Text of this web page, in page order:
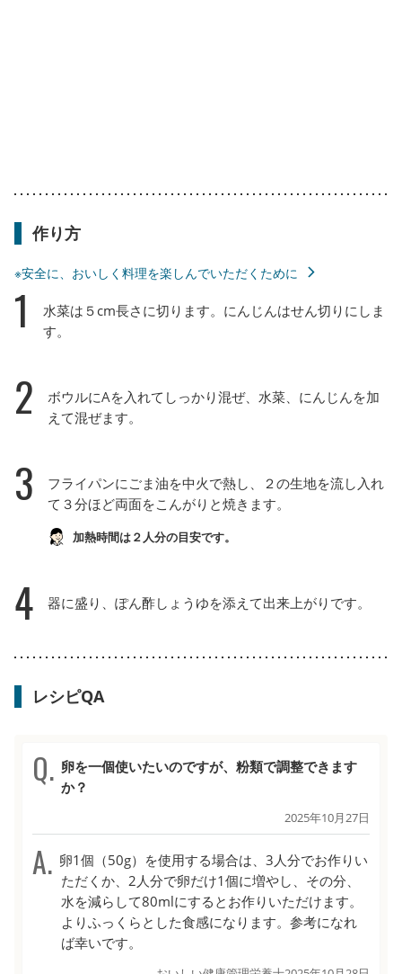
作り方
※安全に、おいしく料理を楽しんでいただくために
1
水菜は５cm長さに切ります。にんじんはせん切りにしま
す。
2
ボウルにAを入れてしっかり混ぜ、水菜、にんじんを加
えて混ぜます。
3
フライパンにごま油を中火で熱し、２の生地を流し入れ
て３分ほど両面をこんがりと焼きます。
加熱時間は２人分の目安です。
4 器に盛り、ぽん酢しょうゆを添えて出来上がりです。
レシピQA
卵を一個使いたいのですが、粉類で調整できます
か？
2025年10月27日
卵1個（50g）を使用する場合は、3人分でお作りい
ただくか、2人分で卵だけ1個に増やし、その分、
水を減らして80mlにするとお作りいただけます。
よりふっくらとした食感になります。参考になれ
ば幸いです。